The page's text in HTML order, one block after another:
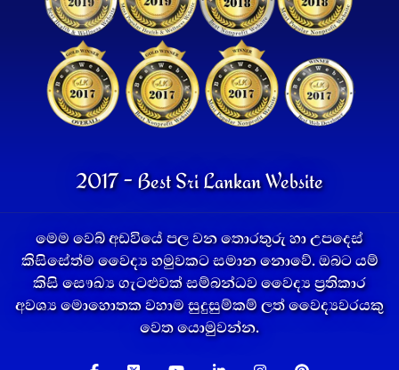
2017 - Best Sri Lankan Website
මෙම වෙබ් අඩවියේ පල වන තොරතුරු හා උපදෙස්
කිසිසේත්ම වෛද්‍ය හමුවකට සමාන නොවේ. ඔබට යම්
කිසි සෞඛ්‍ය ගැටළුවක් සම්බන්ධව වෛද්‍ය ප්‍රතිකාර
අවශ්‍ය මොහොතක වහාම සුදුසුම්කම් ලත් වෛද්‍යවරයකු
වෙත යොමුවන්න.